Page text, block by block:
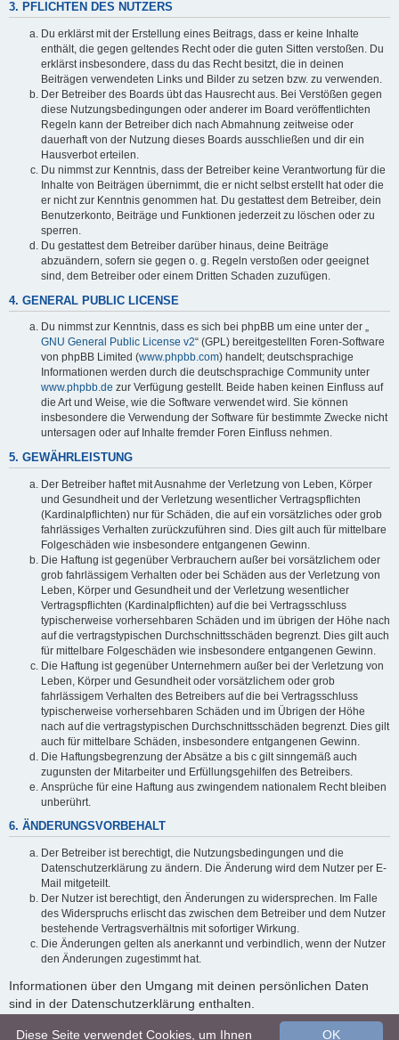
3. PFLICHTEN DES NUTZERS
Du erklärst mit der Erstellung eines Beitrags, dass er keine Inhalte
enthält, die gegen geltendes Recht oder die guten Sitten verstoßen. Du
erklärst insbesondere, dass du das Recht besitzt, die in deinen
Beiträgen verwendeten Links und Bilder zu setzen bzw. zu verwenden.
Der Betreiber des Boards übt das Hausrecht aus. Bei Verstößen gegen
diese Nutzungsbedingungen oder anderer im Board veröffentlichten
Regeln kann der Betreiber dich nach Abmahnung zeitweise oder
dauerhaft von der Nutzung dieses Boards ausschließen und dir ein
Hausverbot erteilen.
Du nimmst zur Kenntnis, dass der Betreiber keine Verantwortung für die
Inhalte von Beiträgen übernimmt, die er nicht selbst erstellt hat oder die
er nicht zur Kenntnis genommen hat. Du gestattest dem Betreiber, dein
Benutzerkonto, Beiträge und Funktionen jederzeit zu löschen oder zu
sperren.
Du gestattest dem Betreiber darüber hinaus, deine Beiträge
abzuändern, sofern sie gegen o. g. Regeln verstoßen oder geeignet
sind, dem Betreiber oder einem Dritten Schaden zuzufügen.
4. GENERAL PUBLIC LICENSE
Du nimmst zur Kenntnis, dass es sich bei phpBB um eine unter der „
GNU General Public License v2“ (GPL) bereitgestellten Foren-Software
von phpBB Limited (www.phpbb.com) handelt; deutschsprachige
Informationen werden durch die deutschsprachige Community unter
www.phpbb.de zur Verfügung gestellt. Beide haben keinen Einfluss auf
die Art und Weise, wie die Software verwendet wird. Sie können
insbesondere die Verwendung der Software für bestimmte Zwecke nicht
untersagen oder auf Inhalte fremder Foren Einfluss nehmen.
5. GEWÄHRLEISTUNG
Der Betreiber haftet mit Ausnahme der Verletzung von Leben, Körper
und Gesundheit und der Verletzung wesentlicher Vertragspflichten
(Kardinalpflichten) nur für Schäden, die auf ein vorsätzliches oder grob
fahrlässiges Verhalten zurückzuführen sind. Dies gilt auch für mittelbare
Folgeschäden wie insbesondere entgangenen Gewinn.
Die Haftung ist gegenüber Verbrauchern außer bei vorsätzlichem oder
grob fahrlässigem Verhalten oder bei Schäden aus der Verletzung von
Leben, Körper und Gesundheit und der Verletzung wesentlicher
Vertragspflichten (Kardinalpflichten) auf die bei Vertragsschluss
typischerweise vorhersehbaren Schäden und im übrigen der Höhe nach
auf die vertragstypischen Durchschnittsschäden begrenzt. Dies gilt auch
für mittelbare Folgeschäden wie insbesondere entgangenen Gewinn.
Die Haftung ist gegenüber Unternehmern außer bei der Verletzung von
Leben, Körper und Gesundheit oder vorsätzlichem oder grob
fahrlässigem Verhalten des Betreibers auf die bei Vertragsschluss
typischerweise vorhersehbaren Schäden und im Übrigen der Höhe
nach auf die vertragstypischen Durchschnittsschäden begrenzt. Dies gilt
auch für mittelbare Schäden, insbesondere entgangenen Gewinn.
Die Haftungsbegrenzung der Absätze a bis c gilt sinngemäß auch
zugunsten der Mitarbeiter und Erfüllungsgehilfen des Betreibers.
Ansprüche für eine Haftung aus zwingendem nationalem Recht bleiben
unberührt.
6. ÄNDERUNGSVORBEHALT
Der Betreiber ist berechtigt, die Nutzungsbedingungen und die
Datenschutzerklärung zu ändern. Die Änderung wird dem Nutzer per E-
Mail mitgeteilt.
Der Nutzer ist berechtigt, den Änderungen zu widersprechen. Im Falle
des Widerspruchs erlischt das zwischen dem Betreiber und dem Nutzer
bestehende Vertragsverhältnis mit sofortiger Wirkung.
Die Änderungen gelten als anerkannt und verbindlich, wenn der Nutzer
den Änderungen zugestimmt hat.
Informationen über den Umgang mit deinen persönlichen Daten
sind in der Datenschutzerklärung enthalten.
OK
Diese Seite verwendet Cookies, um Ihnen